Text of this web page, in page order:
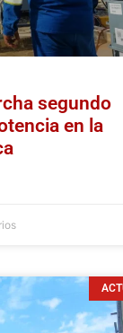
segundo
en la